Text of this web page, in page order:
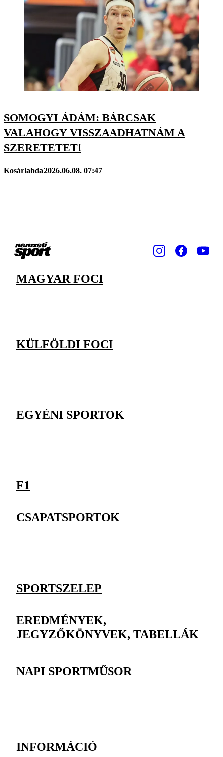
SOMOGYI ÁDÁM: BÁRCSAK
VALAHOGY VISSZAADHATNÁM A
SZERETETET!
Kosárlabda2026.06.08. 07:47
MAGYAR FOCI
KÜLFÖLDI FOCI
EGYÉNI SPORTOK
F1
CSAPATSPORTOK
SPORTSZELEP
EREDMÉNYEK,
JEGYZŐKÖNYVEK, TABELLÁK
NAPI SPORTMŰSOR
INFORMÁCIÓ